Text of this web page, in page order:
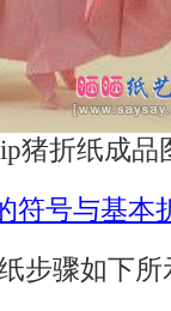
猪折纸成品
符号与基本
步骤如下所